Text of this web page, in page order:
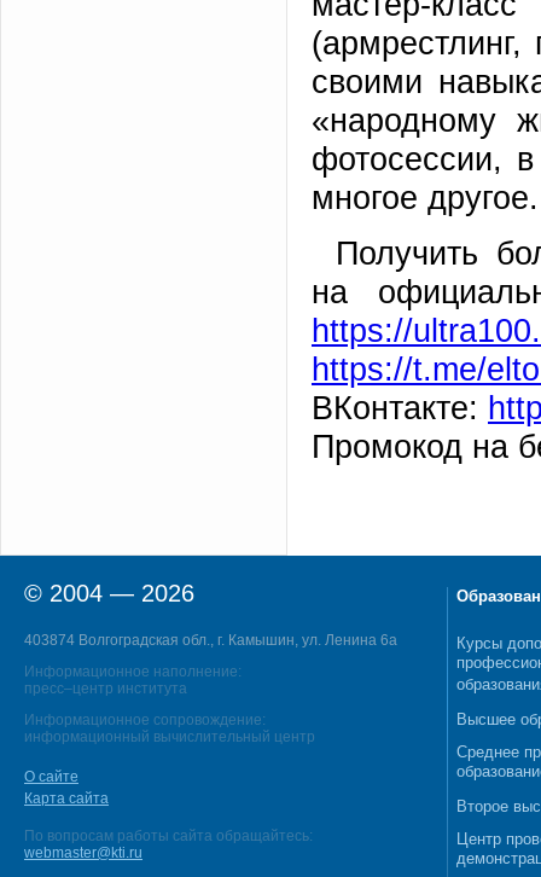
своими
«народному
фотосессии,
многое другое.
Получить
на
https://
https://t.me/
ВКонтакте:
Промокод на
© 2004 — 2026
403874 Волгоградская обл., г. Камышин, ул. Ленина 6а
Информационное наполнение:
пресс–центр института
Информационное сопровождение:
информационный вычислительный центр
О сайте
Карта сайта
По вопросам работы сайта обращайтесь:
webmaster@kti.ru
Курсы
Высшее
Среднее
Второе
Центр